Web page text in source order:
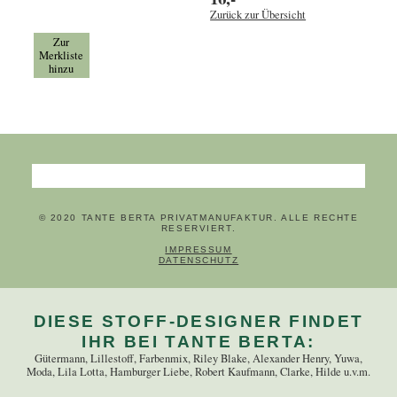
Zurück zur Übersicht
Zur
Merkliste
hinzu
Suchbegriffe
© 2020 TANTE BERTA PRIVATMANUFAKTUR. ALLE RECHTE
RESERVIERT.
NAVIGATION ÜBERSPRINGEN
IMPRESSUM
DATENSCHUTZ
DIESE STOFF-DESIGNER FINDET
IHR BEI TANTE BERTA:
Gütermann, Lillestoff, Farbenmix, Riley Blake, Alexander Henry, Yuwa,
Moda, Lila Lotta, Hamburger Liebe, Robert Kaufmann, Clarke, Hilde u.v.m.